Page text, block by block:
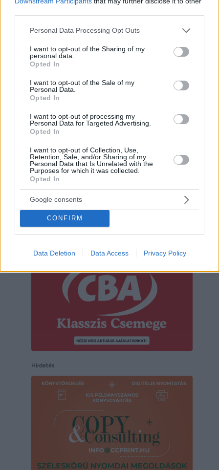
Please note that this website/app uses one or more Google
not limited to your visit or usage behaviour. You may click to
grant or deny consent to Google and its third-party tags to
use your data for below specified purposes in below Google
consent section.
Personal Data Processing Opt Outs
I want to opt-out of the Sharing of my
personal data.
Opted In
I want to opt-out of the Sale of my
Personal Data.
Opted In
I want to opt-out of processing my
Personal Data for Targeted Advertising.
Opted In
I want to opt-out of Collection, Use,
Retention, Sale, and/or Sharing of my
Personal Data that Is Unrelated with the
Purposes for which it was collected.
Opted In
Google consents
CONFIRM
Data Deletion Data Access Privacy Policy
Hirdetés
Hirdetés